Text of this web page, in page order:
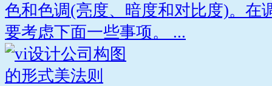
色和色调(亮度、暗度和对比度)。在
要考虑下面一些事项。 ...